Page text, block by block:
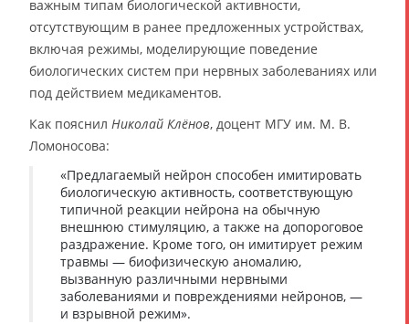
важным типам биологической активности,
отсутствующим в ранее предложенных устройствах,
включая режимы, моделирующие поведение
биологических систем при нервных заболеваниях или
под действием медикаментов.
Как пояснил Николай Клёнов, доцент МГУ им. М. В.
Ломоносова:
«Предлагаемый нейрон способен имитировать
биологическую активность, соответствующую
типичной реакции нейрона на обычную
внешнюю стимуляцию, а также на допороговое
раздражение. Кроме того, он имитирует режим
травмы — биофизическую аномалию,
вызванную различными нервными
заболеваниями и повреждениями нейронов, —
и взрывной режим».